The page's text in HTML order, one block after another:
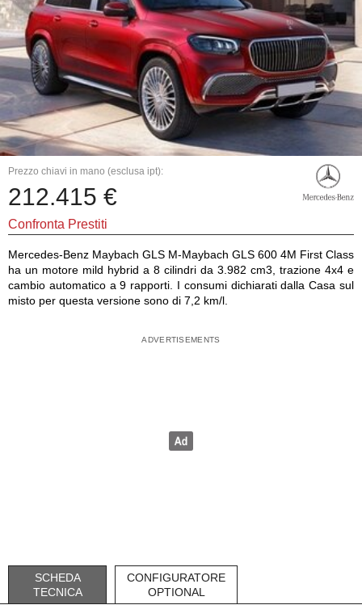
Prezzo chiavi in mano (esclusa ipt):
212.415 €
Confronta Prestiti
Mercedes-Benz Maybach GLS M-Maybach GLS 600 4M First Class
ha un motore mild hybrid a 8 cilindri da 3.982 cm3, trazione 4x4 e
cambio automatico a 9 rapporti. I consumi dichiarati dalla Casa sul
misto per questa versione sono di 7,2 km/l.
SCHEDA
TECNICA
CONFIGURATORE
OPTIONAL